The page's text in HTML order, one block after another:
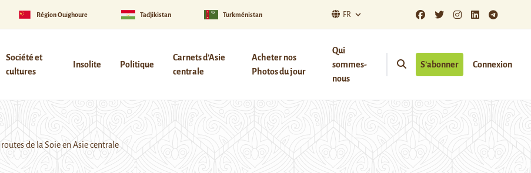
Région Ouïghoure Tadjikistan Turkménistan FR
Société et
cultures
Insolite Politique
Carnets d’Asie
centrale
Acheter nos
Photos du jour
Qui
sommes-
nous
S’abonner Connexion
de la Soie en Asie centrale